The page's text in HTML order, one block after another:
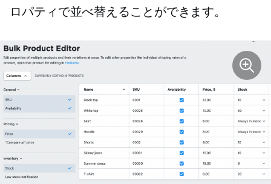
ロパティで並べ替えることができます。